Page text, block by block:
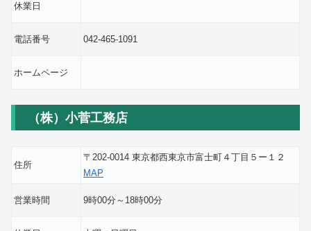
休業日
電話番号 042-465-1091
ホームページ
（株）小菅工務店
住所
〒202-0014 東京都西東京市富士町４丁目５ー１２
MAP
営業時間 9時00分～18時00分